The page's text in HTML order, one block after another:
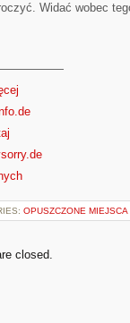
Widać wobec
OPUSZCZONE
closed.